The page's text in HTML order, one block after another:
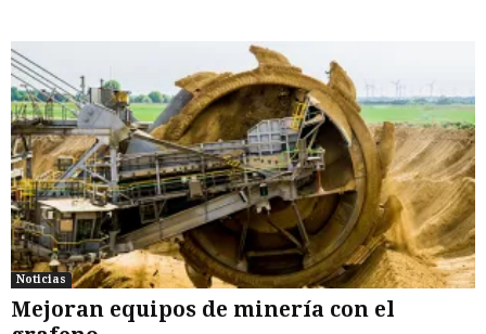
Noticias
Mejoran equipos de minería con el